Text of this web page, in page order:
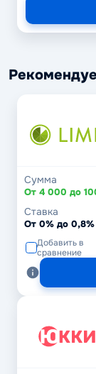
Сумма
От 4 000 до
Ставка
От 0% до 0,8%
Добавить в
сравнение